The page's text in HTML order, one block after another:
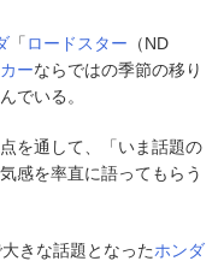
「 ロードスター （ND
ーならではの季節の移り
でいる。
を通して、「いま話題の
感を率直に語ってもらう
きな話題となったホンダ